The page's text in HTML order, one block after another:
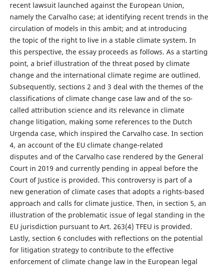
recent lawsuit launched against the European Union,
namely the Carvalho case; at identifying recent trends in the
circulation of models in this ambit; and at introducing
the topic of the right to live in a stable climate system. In
this perspective, the essay proceeds as follows. As a starting
point, a brief illustration of the threat posed by climate
change and the international climate regime are outlined.
Subsequently, sections 2 and 3 deal with the themes of the
classifications of climate change case law and of the so-
called attribution science and its relevance in climate
change litigation, making some references to the Dutch
Urgenda case, which inspired the Carvalho case. In section
4, an account of the EU climate change-related
disputes and of the Carvalho case rendered by the General
Court in 2019 and currently pending in appeal before the
Court of Justice is provided. This controversy is part of a
new generation of climate cases that adopts a rights-based
approach and calls for climate justice. Then, in section 5, an
illustration of the problematic issue of legal standing in the
EU jurisdiction pursuant to Art. 263(4) TFEU is provided.
Lastly, section 6 concludes with reflections on the potential
for litigation strategy to contribute to the effective
enforcement of climate change law in the European legal